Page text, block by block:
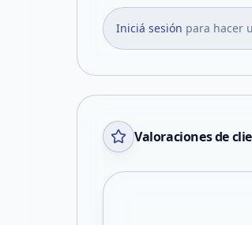
Iniciá sesión para hacer
Valoraciones de